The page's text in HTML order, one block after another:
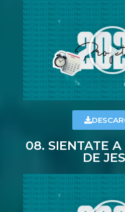
08. SIENTATE A
DE